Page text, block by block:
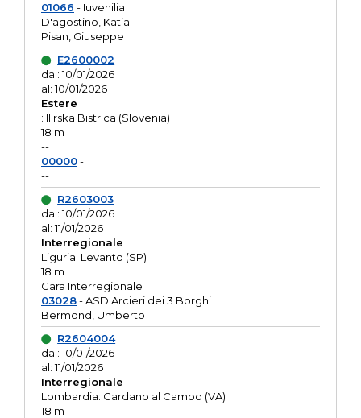
01066 - Iuvenilia
D'agostino, Katia
Pisan, Giuseppe
E2600002
dal: 10/01/2026
al: 10/01/2026
Estere
: Ilirska Bistrica (Slovenia)
18 m
--
00000-
--
R2603003
dal: 10/01/2026
al: 11/01/2026
Interregionale
Liguria: Levanto (SP)
18 m
Gara Interregionale
03028- ASD Arcieri dei 3 Borghi
Bermond, Umberto
R2604004
dal: 10/01/2026
al: 11/01/2026
Interregionale
Lombardia: Cardano al Campo (VA)
18 m